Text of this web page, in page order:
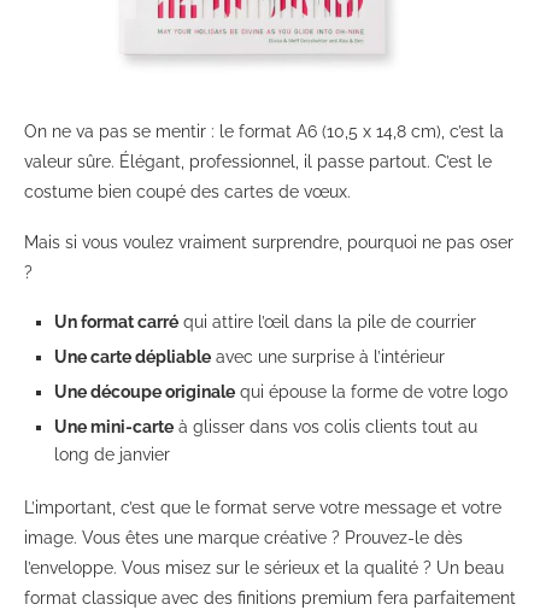
On ne va pas se mentir : le format A6 (10,5 x 14,8 cm), c’est la
valeur sûre. Élégant, professionnel, il passe partout. C’est le
costume bien coupé des cartes de vœux.
Mais si vous voulez vraiment surprendre, pourquoi ne pas oser
?
Un format carré qui attire l’œil dans la pile de courrier
Une carte dépliable avec une surprise à l’intérieur
Une découpe originale qui épouse la forme de votre logo
Une mini-carte à glisser dans vos colis clients tout au
long de janvier
L’important, c’est que le format serve votre message et votre
image. Vous êtes une marque créative ? Prouvez-le dès
l’enveloppe. Vous misez sur le sérieux et la qualité ? Un beau
format classique avec des finitions premium fera parfaitement